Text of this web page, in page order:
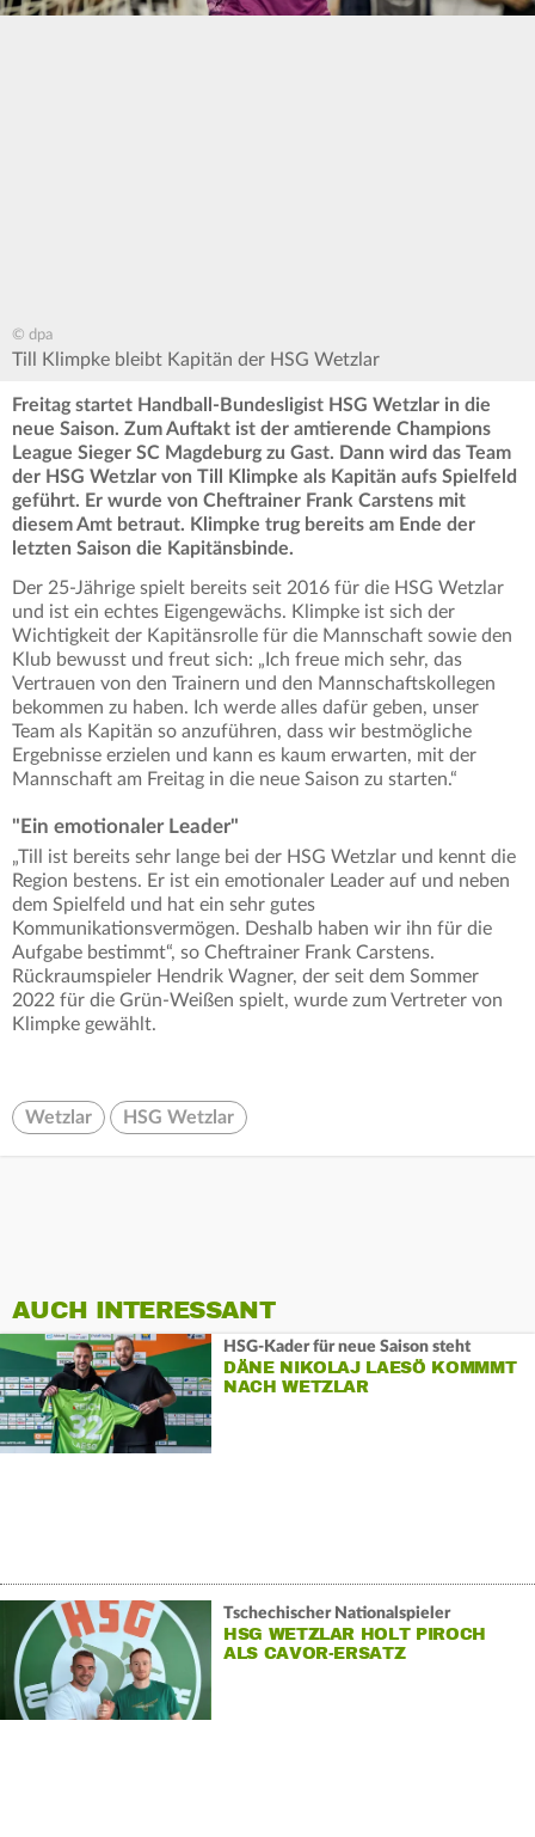
© dpa
Till Klimpke bleibt Kapitän der HSG Wetzlar
Freitag startet Handball-Bundesligist HSG Wetzlar in die
neue Saison. Zum Auftakt ist der amtierende Champions
League Sieger SC Magdeburg zu Gast. Dann wird das Team
der HSG Wetzlar von Till Klimpke als Kapitän aufs Spielfeld
geführt. Er wurde von Cheftrainer Frank Carstens mit
diesem Amt betraut. Klimpke trug bereits am Ende der
letzten Saison die Kapitänsbinde.
Der 25-Jährige spielt bereits seit 2016 für die HSG Wetzlar
und ist ein echtes Eigengewächs. Klimpke ist sich der
Wichtigkeit der Kapitänsrolle für die Mannschaft sowie den
Klub bewusst und freut sich: „Ich freue mich sehr, das
Vertrauen von den Trainern und den Mannschaftskollegen
bekommen zu haben. Ich werde alles dafür geben, unser
Team als Kapitän so anzuführen, dass wir bestmögliche
Ergebnisse erzielen und kann es kaum erwarten, mit der
Mannschaft am Freitag in die neue Saison zu starten.“
"Ein emotionaler Leader"
„Till ist bereits sehr lange bei der HSG Wetzlar und kennt die
Region bestens. Er ist ein emotionaler Leader auf und neben
dem Spielfeld und hat ein sehr gutes
Kommunikationsvermögen. Deshalb haben wir ihn für die
Aufgabe bestimmt“, so Cheftrainer Frank Carstens.
Rückraumspieler Hendrik Wagner, der seit dem Sommer
2022 für die Grün-Weißen spielt, wurde zum Vertreter von
Klimpke gewählt.
Wetzlar HSG Wetzlar
AUCH INTERESSANT
HSG-Kader für neue Saison steht
DÄNE NIKOLAJ LAESÖ KOMMMT
NACH WETZLAR
Tschechischer Nationalspieler
HSG WETZLAR HOLT PIROCH
ALS CAVOR-ERSATZ